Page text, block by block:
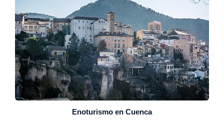
Enoturismo en Cuenca